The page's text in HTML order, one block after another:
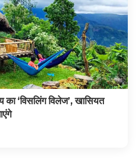
‘विसलिंग विलेज’, खासियत